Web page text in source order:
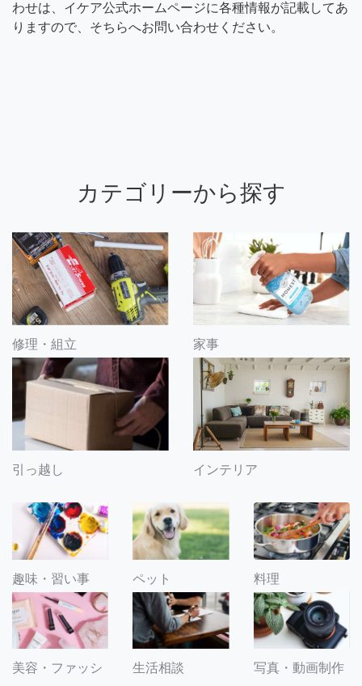
わせは、イケア公式ホームページに各種情報が記載してあ
りますので、そちらへお問い合わせください。
カテゴリーから探す
修理・組立 家事
引っ越し インテリア
趣味・習い事 ペット 料理
美容・ファッシ
生活相談 写真・動画制作